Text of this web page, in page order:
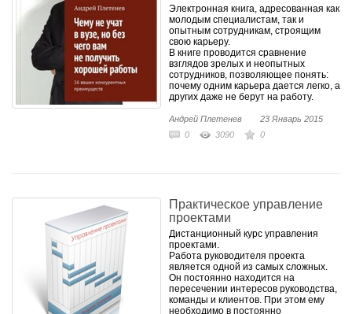
Электронная книга, адресованная как
молодым специалистам, так и
опытным сотрудникам, строящим
свою карьеру.
В книге проводится сравнение
взглядов зрелых и неопытных
сотрудников, позволяющее понять:
почему одним карьера дается легко, а
других даже не берут на работу.
Андрей Плетенев
23 Январь 2015
0
3090 0
Практическое управление
проектами
Дистанционный курс управления
проектами.
Работа руководителя проекта
является одной из самых сложных.
Он постоянно находится на
пересечении интересов руководства,
команды и клиентов. При этом ему
необходимо в постоянно